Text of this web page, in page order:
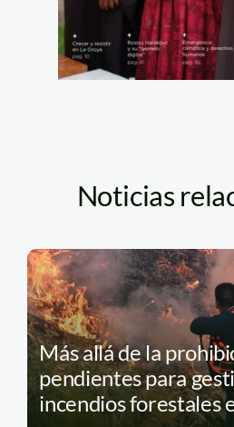
Noticias
Más allá de la
pendientes para
incendios forestales